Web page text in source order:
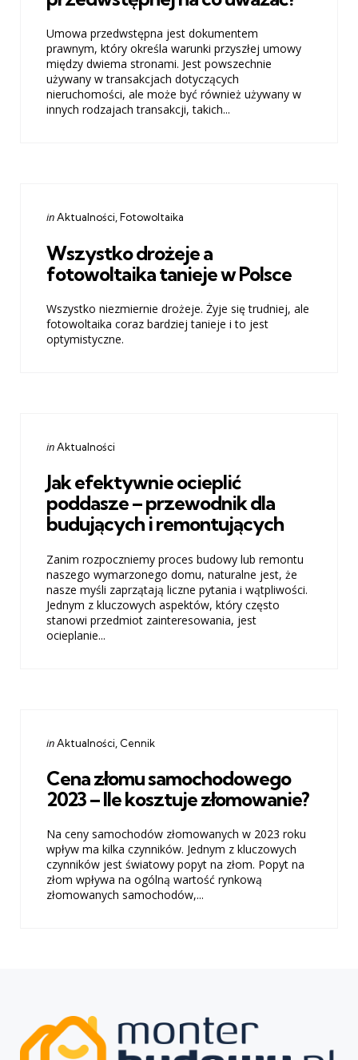
Umowa przedwstępna jest dokumentem
prawnym, który określa warunki przyszłej umowy
między dwiema stronami. Jest powszechnie
używany w transakcjach dotyczących
nieruchomości, ale może być również używany w
innych rodzajach transakcji, takich...
Categories
Posted
inAktualności Fotowoltaika
Wszystko drożeje a
fotowoltaika tanieje w Polsce
Wszystko niezmiernie drożeje. Żyje się trudniej, ale
fotowoltaika coraz bardziej tanieje i to jest
optymistyczne.
Categories
Posted
inAktualności
Jak efektywnie ocieplić
poddasze – przewodnik dla
budujących i remontujących
Zanim rozpoczniemy proces budowy lub remontu
naszego wymarzonego domu, naturalne jest, że
nasze myśli zaprzątają liczne pytania i wątpliwości.
Jednym z kluczowych aspektów, który często
stanowi przedmiot zainteresowania, jest
ocieplanie...
Categories
Posted
inAktualności Cennik
Cena złomu samochodowego
2023 – Ile kosztuje złomowanie?
Na ceny samochodów złomowanych w 2023 roku
wpływ ma kilka czynników. Jednym z kluczowych
czynników jest światowy popyt na złom. Popyt na
złom wpływa na ogólną wartość rynkową
złomowanych samochodów,...